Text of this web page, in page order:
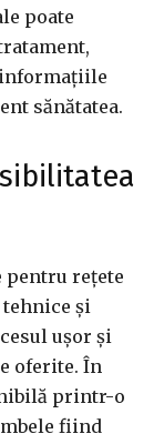
poate
sănătatea.
rețete
și
ușor și
oferite. În
printr-o
fiind